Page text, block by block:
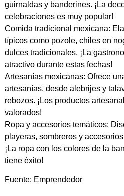
guirnaldas y banderines. ¡La
celebraciones es muy popular!
Comida tradicional mexicana:
típicos como pozole, chiles en
dulces tradicionales. ¡La
atractivo durante estas fechas!
Artesanías mexicanas: Ofrece
artesanías, desde alebrijes y
rebozos. ¡Los productos
valorados!
Ropa y accesorios temáticos:
playeras, sombreros y
¡La ropa con los colores de la
tiene éxito!
Fuente: Emprendedor